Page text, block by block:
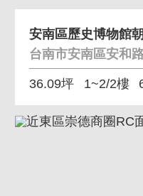
台南市安南區安和
36.09坪 1~2/2樓